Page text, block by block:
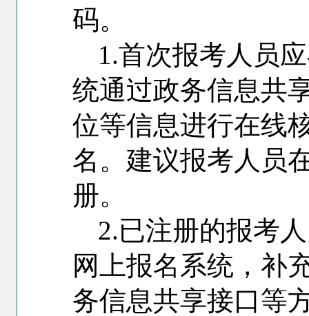
码。
1.首次报考人员
统通过政务信息共
位等信息进行在线
名。建议报考人员
册。
2.已注册的报考
网上报名系统，补
务信息共享接口等